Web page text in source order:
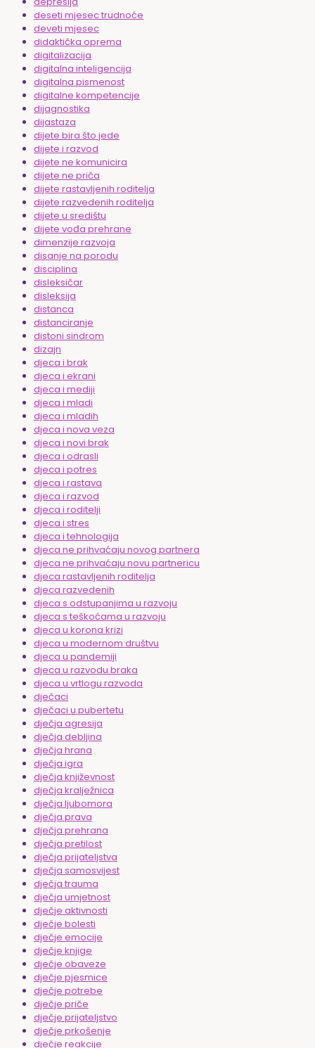
deseti mjesec trudnoće
deveti mjesec
didaktička oprema
digitalizacija
digitalna inteligencija
digitalna pismenost
digitalne kompetencije
dijagnostika
dijastaza
dijete bira što jede
dijete i razvod
dijete ne komunicira
dijete ne priča
dijete rastavljenih roditelja
dijete razvedenih roditelja
dijete u središtu
dijete vođa prehrane
dimenzije razvoja
disanje na porodu
disciplina
disleksičar
disleksija
distanca
distanciranje
distoni sindrom
dizajn
djeca i brak
djeca i ekrani
djeca i mediji
djeca i mladi
djeca i mladih
djeca i nova veza
djeca i novi brak
djeca i odrasli
djeca i potres
djeca i rastava
djeca i razvod
djeca i roditelji
djeca i stres
djeca i tehnologija
djeca ne prihvaćaju novog partnera
djeca ne prihvaćaju novu partnericu
djeca rastavljenih roditelja
djeca razvedenih
djeca s odstupanjima u razvoju
djeca s teškoćama u razvoju
djeca u korona krizi
djeca u modernom društvu
djeca u pandemiji
djeca u razvodu braka
djeca u vrtlogu razvoda
dječaci
dječaci u pubertetu
dječja agresija
dječja debljina
dječja hrana
dječja igra
dječja književnost
dječja kralježnica
dječja ljubomora
dječja prava
dječja prehrana
dječja pretilost
dječja prijateljstva
dječja samosvijest
dječja trauma
dječja umjetnost
dječje aktivnosti
dječje bolesti
dječje emocije
dječje knjige
dječje obaveze
dječje pjesmice
dječje potrebe
dječje priče
dječje prijateljstvo
dječje prkošenje
dječje reakcije